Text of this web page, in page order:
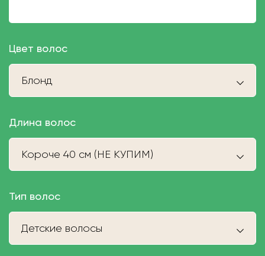
Цвет волос
Блонд
Длина волос
Короче 40 см (НЕ КУПИМ)
Тип волос
Детские волосы